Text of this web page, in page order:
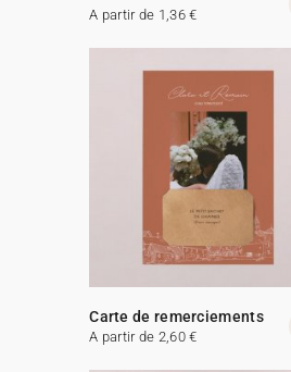
A partir de 1,36 €
Carte de remerciements
A partir de 2,60 €